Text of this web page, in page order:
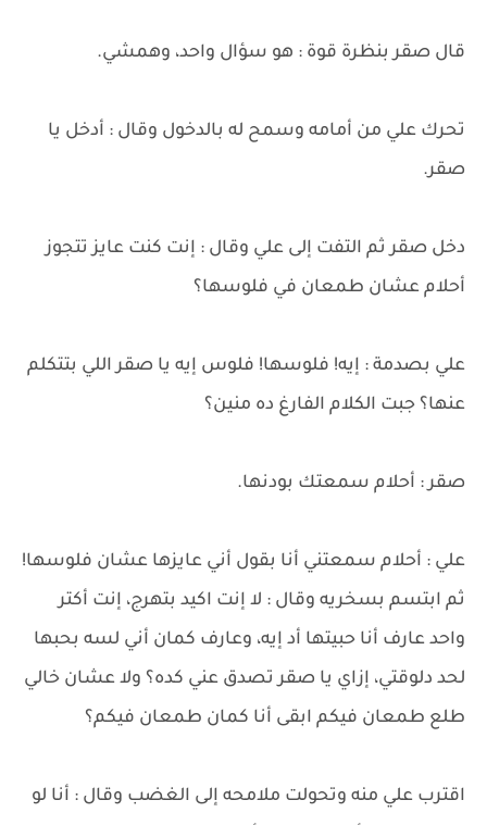
قال صقر بنظرة قوة : هو سؤال واحد، وهمشي.
تحرك علي من أمامه وسمح له بالدخول وقال : أدخل يا
صقر.
دخل صقر ثم التفت إلى علي وقال : إنت كنت عايز تتجوز
أحلام عشان طمعان في فلوسها؟
علي بصدمة : إيه! فلوسها! فلوس إيه يا صقر اللي بتتكلم
عنها؟ جبت الكلام الفارغ ده منين؟
صقر : أحلام سمعتك بودنها.
علي : أحلام سمعتني أنا بقول أني عايزها عشان فلوسها!
ثم ابتسم بسخريه وقال : لا إنت اكيد بتهرج، إنت أكتر
واحد عارف أنا حبيتها أد إيه، وعارف كمان أني لسه بحبها
لحد دلوقتي، إزاي يا صقر تصدق عني كده؟ ولا عشان خالي
طلع طمعان فيكم ابقى أنا كمان طمعان فيكم؟
اقترب علي منه وتحولت ملامحه إلى الغضب وقال : أنا لو